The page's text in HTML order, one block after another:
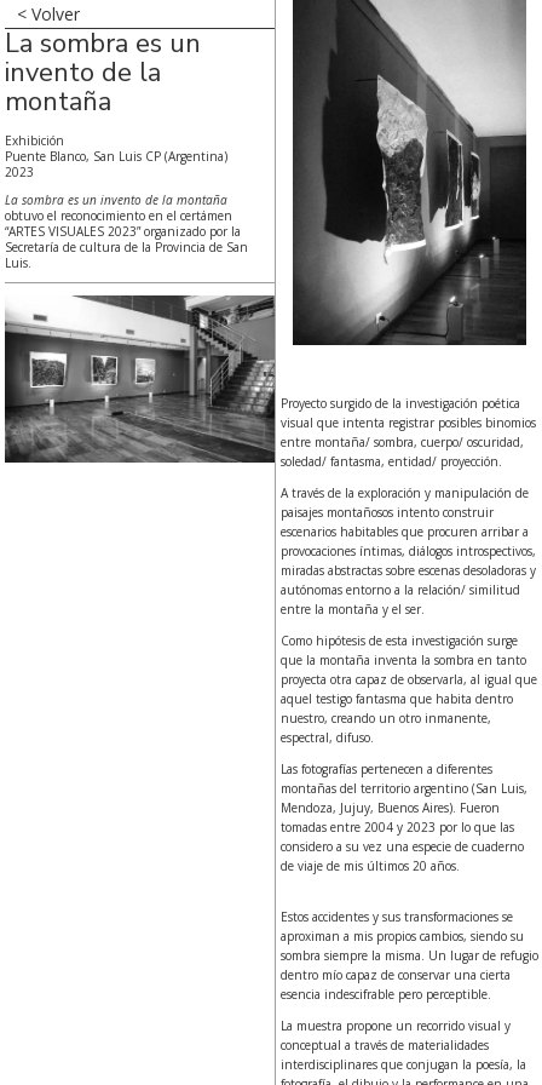
< Volver
La sombra es un
invento de la
montaña
Exhibición
Puente Blanco, San Luis CP (Argentina)
2023
La sombra es un invento de la montaña
obtuvo el reconocimiento en el certámen
“ARTES VISUALES 2023” organizado por la
Secretaría de cultura de la Provincia de San
Luis.
Proyecto surgido de la investigación poética
visual que intenta registrar posibles binomios
entre montaña/ sombra, cuerpo/ oscuridad,
soledad/ fantasma, entidad/ proyección.
A través de la exploración y manipulación de
paisajes montañosos intento construir
escenarios habitables que procuren arribar a
provocaciones íntimas, diálogos introspectivos,
miradas abstractas sobre escenas desoladoras y
autónomas entorno a la relación/ similitud
entre la montaña y el ser.
Como hipótesis de esta investigación surge
que la montaña inventa la sombra en tanto
proyecta otra capaz de observarla, al igual que
aquel testigo fantasma que habita dentro
nuestro, creando un otro inmanente,
espectral, difuso.
Las fotografías pertenecen a diferentes
montañas del territorio argentino (San Luis,
Mendoza, Jujuy, Buenos Aires). Fueron
tomadas entre 2004 y 2023 por lo que las
considero a su vez una especie de cuaderno
de viaje de mis últimos 20 años.
Estos accidentes y sus transformaciones se
aproximan a mis propios cambios, siendo su
sombra siempre la misma. Un lugar de refugio
dentro mío capaz de conservar una cierta
esencia indescifrable pero perceptible.
La muestra propone un recorrido visual y
conceptual a través de materialidades
interdisciplinares que conjugan la poesía, la